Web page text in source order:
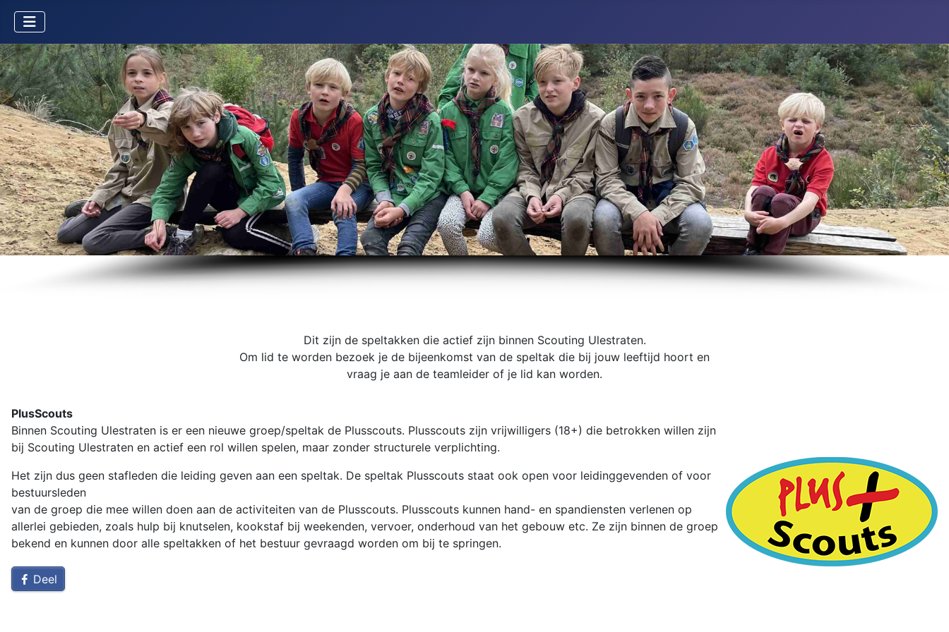
Dit zijn de speltakken die actief zijn binnen Scouting Ulestraten.
Om lid te worden bezoek je de bijeenkomst van de speltak die bij jouw leeftijd hoort en
vraag je aan de teamleider of je lid kan worden.
PlusScouts
Binnen Scouting Ulestraten is er een nieuwe groep/speltak de Plusscouts. Plusscouts zijn vrijwilligers (18+) die betrokken willen zijn
bij Scouting Ulestraten en actief een rol willen spelen, maar zonder structurele verplichting.
Het zijn dus geen stafleden die leiding geven aan een speltak. De speltak Plusscouts staat ook open voor leidinggevenden of voor
bestuursleden
van de groep die mee willen doen aan de activiteiten van de Plusscouts. Plusscouts kunnen hand- en spandiensten verlenen op
allerlei gebieden, zoals hulp bij knutselen, kookstaf bij weekenden, vervoer, onderhoud van het gebouw etc. Ze zijn binnen de groep
bekend en kunnen door alle speltakken of het bestuur gevraagd worden om bij te springen.
Deel